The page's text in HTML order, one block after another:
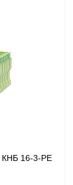
КНБ 16-3-РЕ